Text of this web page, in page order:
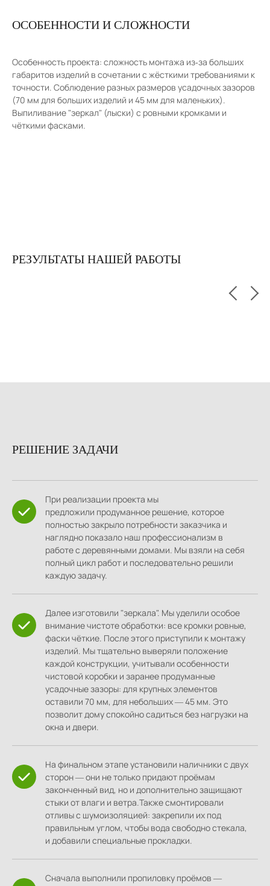
ОСОБЕННОСТИ И СЛОЖНОСТИ
Особенность проекта: сложность монтажа из‑за больших
габаритов изделий в сочетании с жёсткими требованиями к
точности. Соблюдение разных размеров усадочных зазоров
(70 мм для больших изделий и 45 мм для маленьких).
Выпиливание "зеркал" (лыски) с ровными кромками и
чёткими фасками.
РЕЗУЛЬТАТЫ НАШЕЙ РАБОТЫ
РЕШЕНИЕ ЗАДАЧИ
При реализации проекта мы
предложили продуманное решение, которое
полностью закрыло потребности заказчика и
наглядно показало наш профессионализм в
работе с деревянными домами. Мы взяли на себя
полный цикл работ и последовательно решили
каждую задачу.
Далее изготовили "зеркала". Мы уделили особое
внимание чистоте обработки: все кромки ровные,
фаски чёткие. После этого приступили к монтажу
изделий. Мы тщательно выверяли положение
каждой конструкции, учитывали особенности
чистовой коробки и заранее продуманные
усадочные зазоры: для крупных элементов
оставили 70 мм, для небольших — 45 мм. Это
позволит дому спокойно садиться без нагрузки на
окна и двери.
На финальном этапе установили наличники с двух
сторон — они не только придают проёмам
законченный вид, но и дополнительно защищают
стыки от влаги и ветра.Также смонтировали
отливы с шумоизоляцией: закрепили их под
правильным углом, чтобы вода свободно стекала,
и добавили специальные прокладки.
Сначала выполнили пропиловку проёмов —